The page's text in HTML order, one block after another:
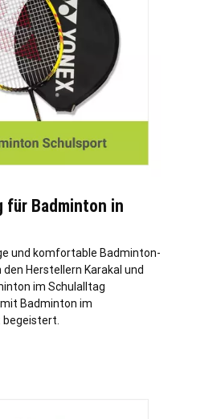
für Badminton in
und komfortable Badminton-
Herstellern Karakal und
im Schulalltag
Badminton im